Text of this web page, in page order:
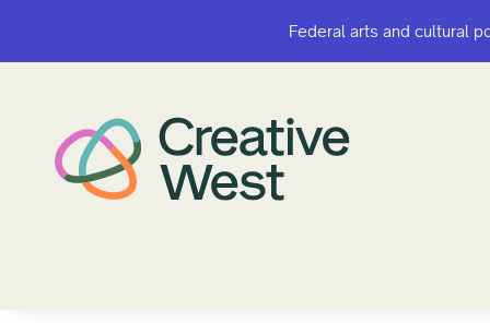
Federal arts and cultural
Federal arts and cultural